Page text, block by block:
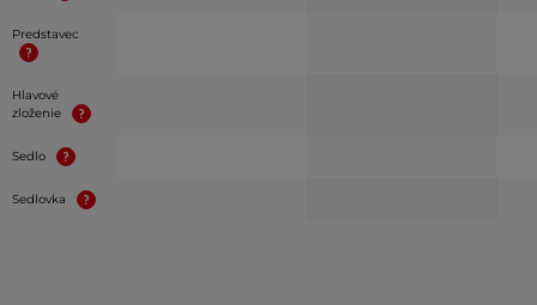
Predstavec
Hlavové
zloženie
Sedlo
Sedlovka